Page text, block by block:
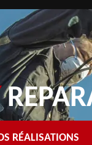
RÉALISATIONS